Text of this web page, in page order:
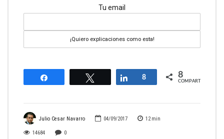
Julio Cesar Navarro 04/09/2017 12 min
14684 0
Tu email
Twittear Compartir
8 8
COMPARTIR